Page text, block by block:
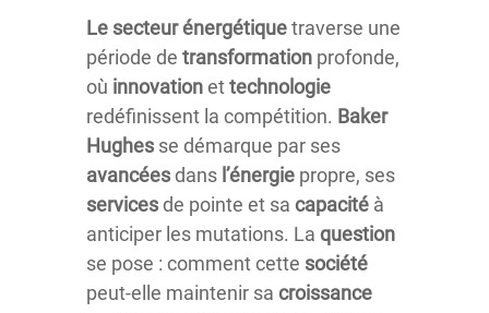
Le secteur énergétiquetraverse une
période de transformation profonde,
où innovationettechnologie
redéfinissent la compétition. Baker
Hughes se démarque par ses
avancées dans l’énergie propre, ses
services de pointe et sa capacité à
anticiper les mutations. La question
se pose : comment cette société
peut-elle maintenir sa croissance